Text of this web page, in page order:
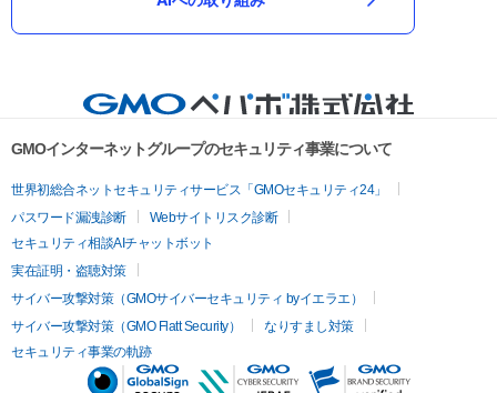
GMOインターネットグループのセキュリティ事業について
世界初総合ネットセキュリティサービス「GMOセキュリティ24」
パスワード漏洩診断
Webサイトリスク診断
セキュリティ相談AIチャットボット
実在証明・盗聴対策
サイバー攻撃対策（GMOサイバーセキュリティ byイエラエ）
サイバー攻撃対策（GMO Flatt Security）
なりすまし対策
セキュリティ事業の軌跡